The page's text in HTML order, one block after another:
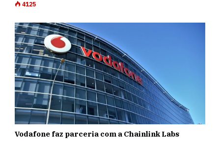
4125
Vodafone faz parceria com a Chainlink Labs